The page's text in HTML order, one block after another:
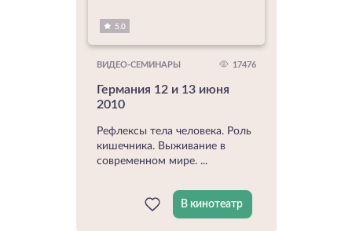
5.0
ВИДЕО-СЕМИНАРЫ 17476
Германия 12 и 13 июня
2010
Рефлексы тела человека. Роль
кишечника. Выживание в
современном мире. ...
В кинотеатр